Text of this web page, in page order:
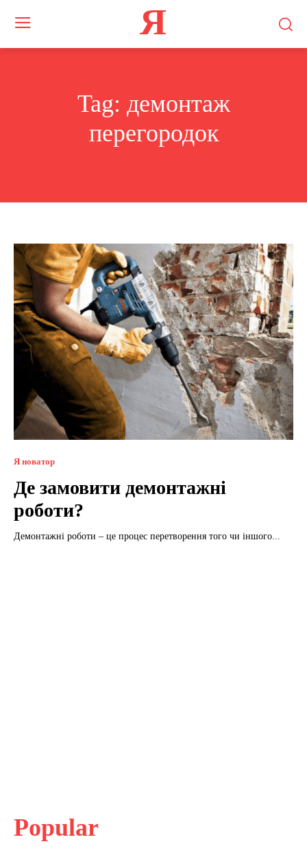
Я
Tag: демонтаж
перегородок
Я новатор
Де замовити демонтажні
роботи?
Демонтажні роботи – це процес перетворення того чи іншого...
Popular